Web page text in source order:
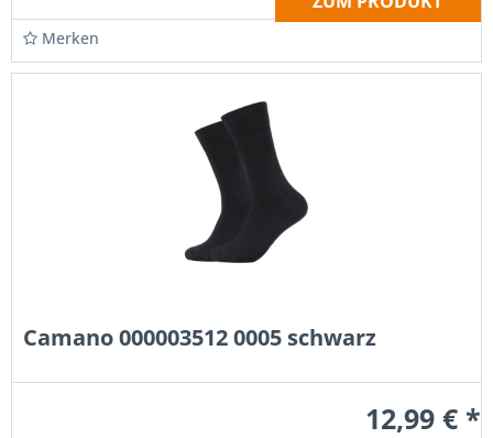
Merken
Camano 000003512 0005 schwarz
12,99 € *